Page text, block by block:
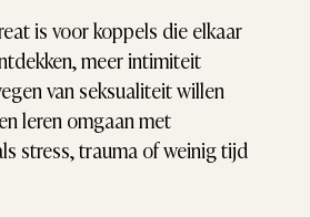
is voor koppels die elkaar
meer intimiteit
van seksualiteit willen
leren omgaan met
stress, trauma of weinig tijd